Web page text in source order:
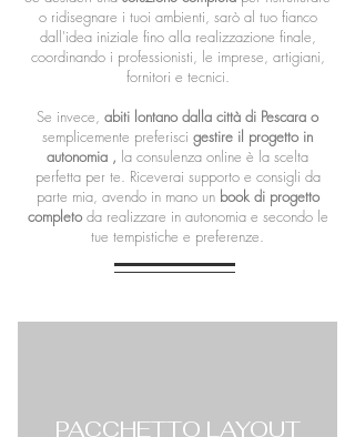
o ridisegnare i tuoi ambienti, sarò al tuo fianco
dall'idea iniziale fino alla realizzazione finale,
coordinando i professionisti, le imprese, artigiani,
fornitori e tecnici.
​Se invece, abiti lontano dalla città di Pescara o
semplicemente preferisci gestire il progetto in
autonomia , la consulenza online è la scelta
perfetta per te. Riceverai supporto e consigli da
parte mia, avendo in mano un book di progetto
completoda realizzare in autonomia e secondo le
tue tempistiche e preferenze.
PACCHETTO LAYOUT